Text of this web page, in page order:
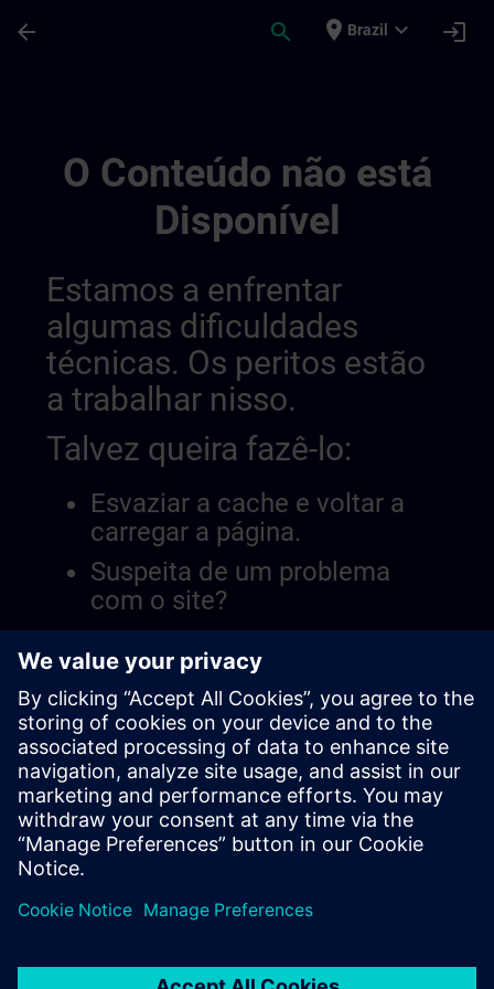
arrow_back search place Brazil expand_more login
O Conteúdo não está
Disponível
Estamos a enfrentar
algumas dificuldades
técnicas. Os peritos estão
a trabalhar nisso.
Talvez queira fazê-lo:
Esvaziar a cache e voltar a
carregar a página.
Suspeita de um problema
com o site?
Relatar a questão